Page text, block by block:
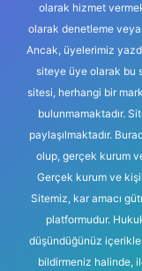
olarak hizmet
olarak denetleme
Ancak, üyelerimiz
siteye üye olarak bu
sitesi, herhangi bir
bulunmamaktadır.
paylaşılmaktadır.
olup, gerçek kurum
Gerçek kurum ve
Sitemiz, kar amacı
platformudur.
düşündüğünüz
bildirmeniz halinde,